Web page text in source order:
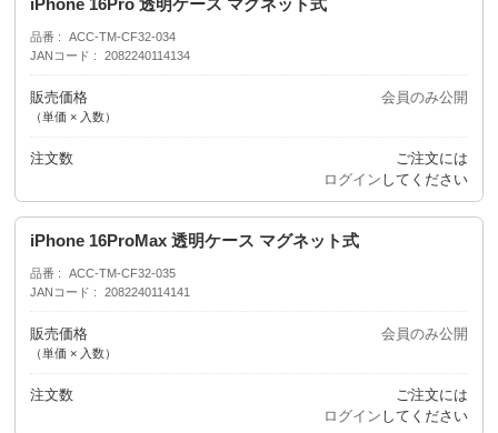
iPhone 16Pro 透明ケース マグネット式
品番
ACC-TM-CF32-034
JANコード
2082240114134
販売価格
（単価 × 入数）
会員のみ公開
注文数
ご注文には
ログイン してください
iPhone 16ProMax 透明ケース マグネット式
品番
ACC-TM-CF32-035
JANコード
2082240114141
販売価格
（単価 × 入数）
会員のみ公開
注文数
ご注文には
ログイン してください